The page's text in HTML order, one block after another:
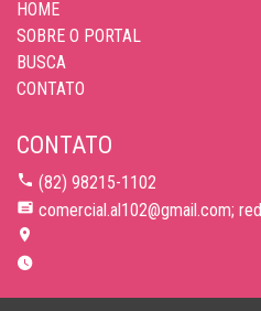
HOME
SOBRE O PORTAL
BUSCA
CONTATO
CONTATO
(82) 98215-1102
comercial.al102@gmail.com;